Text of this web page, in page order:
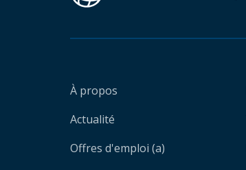
À propos
Actualité
Offres d'emploi (a)